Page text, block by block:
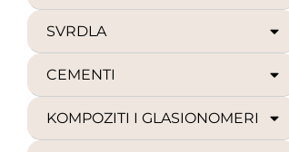
SVRDLA
CEMENTI
KOMPOZITI I GLASIONOMERI